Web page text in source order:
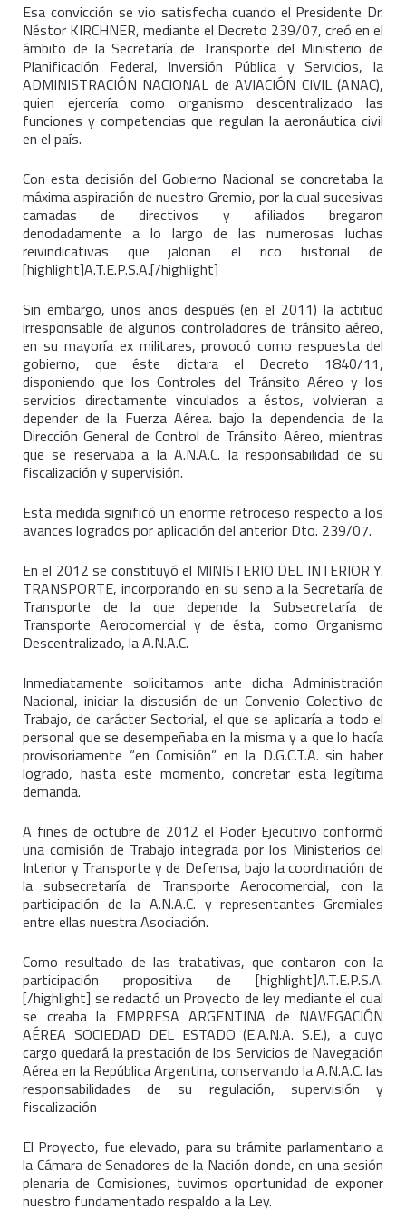
Esa convicción se vio satisfecha cuando el Presidente Dr.
Néstor KIRCHNER, mediante el Decreto 239/07, creó en el
ámbito de la Secretaría de Transporte del Ministerio de
Planificación Federal, Inversión Pública y Servicios, la
ADMINISTRACIÓN NACIONAL de AVIACIÓN CIVIL (ANAC),
quien ejercería como organismo descentralizado las
funciones y competencias que regulan la aeronáutica civil
en el país.
Con esta decisión del Gobierno Nacional se concretaba la
máxima aspiración de nuestro Gremio, por la cual sucesivas
camadas de directivos y afiliados bregaron
denodadamente a lo largo de las numerosas luchas
reivindicativas que jalonan el rico historial de
[highlight]A.T.E.P.S.A.[/highlight]
Sin embargo, unos años después (en el 2011) la actitud
irresponsable de algunos controladores de tránsito aéreo,
en su mayoría ex militares, provocó como respuesta del
gobierno, que éste dictara el Decreto 1840/11,
disponiendo que los Controles del Tránsito Aéreo y los
servicios directamente vinculados a éstos, volvieran a
depender de la Fuerza Aérea. bajo la dependencia de la
Dirección General de Control de Tránsito Aéreo, mientras
que se reservaba a la A.N.A.C. la responsabilidad de su
fiscalización y supervisión.
Esta medida significó un enorme retroceso respecto a los
avances logrados por aplicación del anterior Dto. 239/07.
En el 2012 se constituyó el MINISTERIO DEL INTERIOR Y.
TRANSPORTE, incorporando en su seno a la Secretaría de
Transporte de la que depende la Subsecretaría de
Transporte Aerocomercial y de ésta, como Organismo
Descentralizado, la A.N.A.C.
Inmediatamente solicitamos ante dicha Administración
Nacional, iniciar la discusión de un Convenio Colectivo de
Trabajo, de carácter Sectorial, el que se aplicaría a todo el
personal que se desempeñaba en la misma y a que lo hacía
provisoriamente “en Comisión” en la D.G.C.T.A. sin haber
logrado, hasta este momento, concretar esta legítima
demanda.
A fines de octubre de 2012 el Poder Ejecutivo conformó
una comisión de Trabajo integrada por los Ministerios del
Interior y Transporte y de Defensa, bajo la coordinación de
la subsecretaría de Transporte Aerocomercial, con la
participación de la A.N.A.C. y representantes Gremiales
entre ellas nuestra Asociación.
Como resultado de las tratativas, que contaron con la
participación propositiva de [highlight]A.T.E.P.S.A.
[/highlight] se redactó un Proyecto de ley mediante el cual
se creaba la EMPRESA ARGENTINA de NAVEGACIÓN
AÉREA SOCIEDAD DEL ESTADO (E.A.N.A. S.E.), a cuyo
cargo quedará la prestación de los Servicios de Navegación
Aérea en la República Argentina, conservando la A.N.A.C. las
responsabilidades de su regulación, supervisión y
fiscalización
El Proyecto, fue elevado, para su trámite parlamentario a
la Cámara de Senadores de la Nación donde, en una sesión
plenaria de Comisiones, tuvimos oportunidad de exponer
nuestro fundamentado respaldo a la Ley.